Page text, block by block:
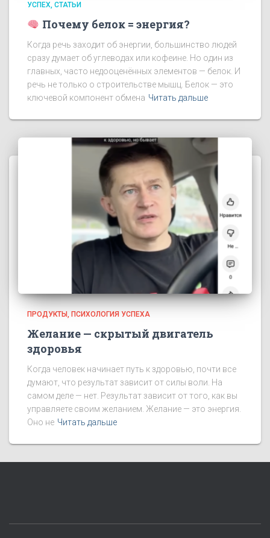
УСПЕХ СТАТЬИ
Почему белок = энергия?
Когда речь заходит об энергии, большинство людей
сразу думает об углеводах или кофеине. Но один из
главных, часто недооценённых элементов — белок. И
речь не только о строительстве мышц. Белок — это
ключевой компонент обмена Читать дальше
ПРОДУКТЫ ПСИХОЛОГИЯ УСПЕХА
Желание — скрытый двигатель
здоровья
Когда человек начинает путь к здоровью, почти все
думают, что результат зависит от силы воли. На
самом деле — нет. Результат зависит от того, как вы
управляете своим желанием. Желание — это энергия.
Оно не Читать дальше